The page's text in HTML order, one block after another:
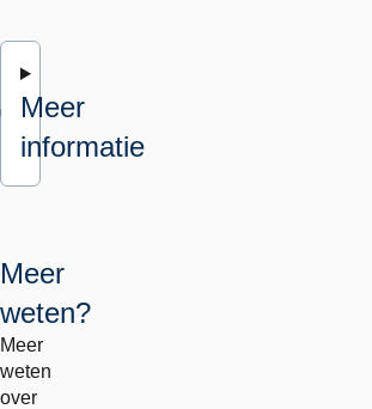
Meer
informatie
Meer
weten?
Meer
weten
over